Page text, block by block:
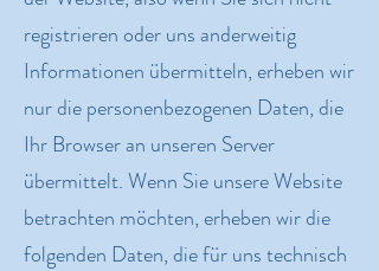
registrieren oder uns anderweitig
Informationen übermitteln, erheben wir
nur die personenbezogenen Daten, die
Ihr Browser an unseren Server
übermittelt. Wenn Sie unsere Website
betrachten möchten, erheben wir die
folgenden Daten, die für uns technisch